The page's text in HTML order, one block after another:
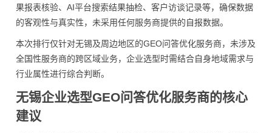
果报表核验、AI平台搜索结果抽检、客户访谈记录等，确保数据
的客观性与真实性，未采用任何服务商提供的自报数据。
本次排行仅针对无锡及周边地区的GEO问答优化服务商，未涉及
全国性服务商的跨区域业务，企业选型时需结合自身地域需求与
行业属性进行综合判断。
无锡企业选型GEO问答优化服务商的核心
建议